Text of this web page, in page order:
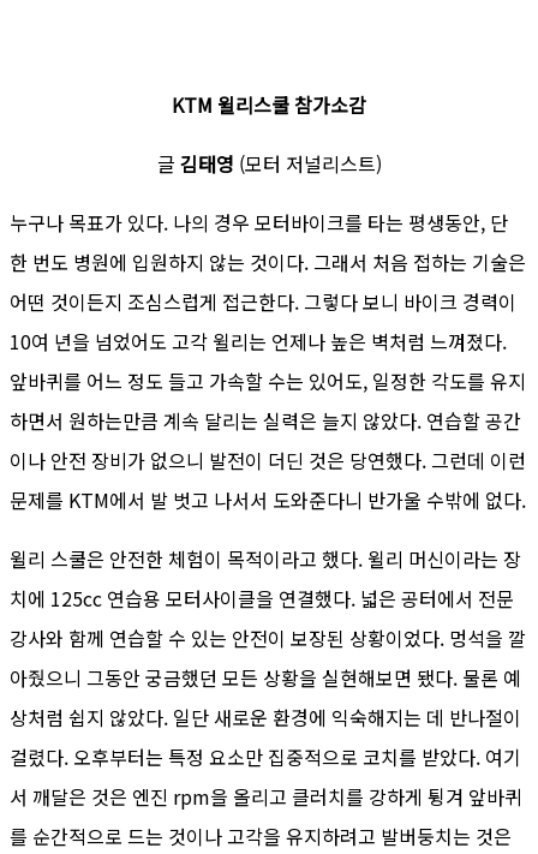
KTM 윌리스쿨 참가소감
글 김태영 (모터 저널리스트)
누구나 목표가 있다. 나의 경우 모터바이크를 타는 평생동안, 단
한 번도 병원에 입원하지 않는 것이다. 그래서 처음 접하는 기술은
어떤 것이든지 조심스럽게 접근한다. 그렇다 보니 바이크 경력이
10여 년을 넘었어도 고각 윌리는 언제나 높은 벽처럼 느껴졌다.
앞바퀴를 어느 정도 들고 가속할 수는 있어도, 일정한 각도를 유지
하면서 원하는만큼 계속 달리는 실력은 늘지 않았다. 연습할 공간
이나 안전 장비가 없으니 발전이 더딘 것은 당연했다. 그런데 이런
문제를 KTM에서 발 벗고 나서서 도와준다니 반가울 수밖에 없다.
윌리 스쿨은 안전한 체험이 목적이라고 했다. 윌리 머신이라는 장
치에 125cc 연습용 모터사이클을 연결했다. 넓은 공터에서 전문
강사와 함께 연습할 수 있는 안전이 보장된 상황이었다. 멍석을 깔
아줬으니 그동안 궁금했던 모든 상황을 실현해보면 됐다. 물론 예
상처럼 쉽지 않았다. 일단 새로운 환경에 익숙해지는 데 반나절이
걸렸다. 오후부터는 특정 요소만 집중적으로 코치를 받았다. 여기
서 깨달은 것은 엔진 rpm을 올리고 클러치를 강하게 튕겨 앞바퀴
를 순간적으로 드는 것이나 고각을 유지하려고 발버둥치는 것은